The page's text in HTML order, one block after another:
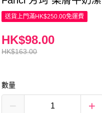
送貨上門滿HK$250.00免運費
HK$163.00
HK$98.00
數量